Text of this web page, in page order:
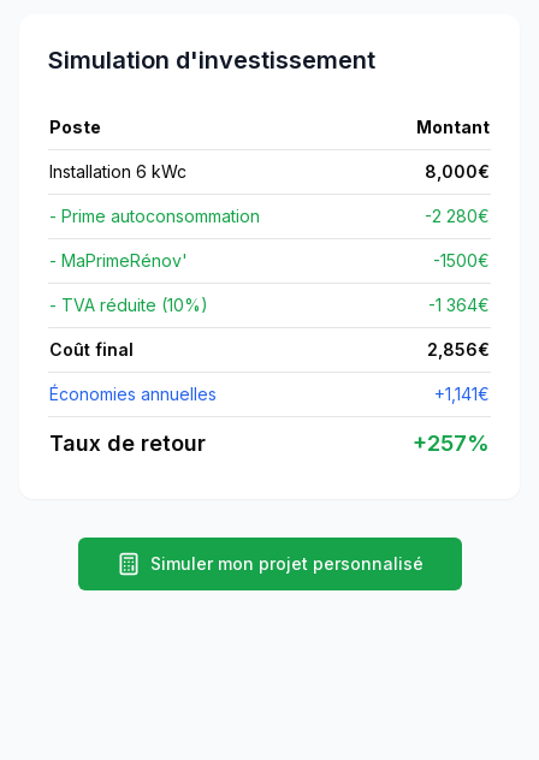
Simulation d'investissement
Poste Montant
Installation 6 kWc 8,000€
- Prime autoconsommation -2 280€
- MaPrimeRénov' -1500€
- TVA réduite (10%) -1 364€
Coût final 2,856€
Économies annuelles +1,141€
Taux de retour +257%
Simuler mon projet personnalisé